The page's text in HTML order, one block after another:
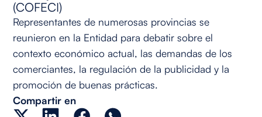
(COFECI)
Representantes de numerosas provincias se
reunieron en la Entidad para debatir sobre el
contexto económico actual, las demandas de los
comerciantes, la regulación de la publicidad y la
promoción de buenas prácticas.
Compartir en